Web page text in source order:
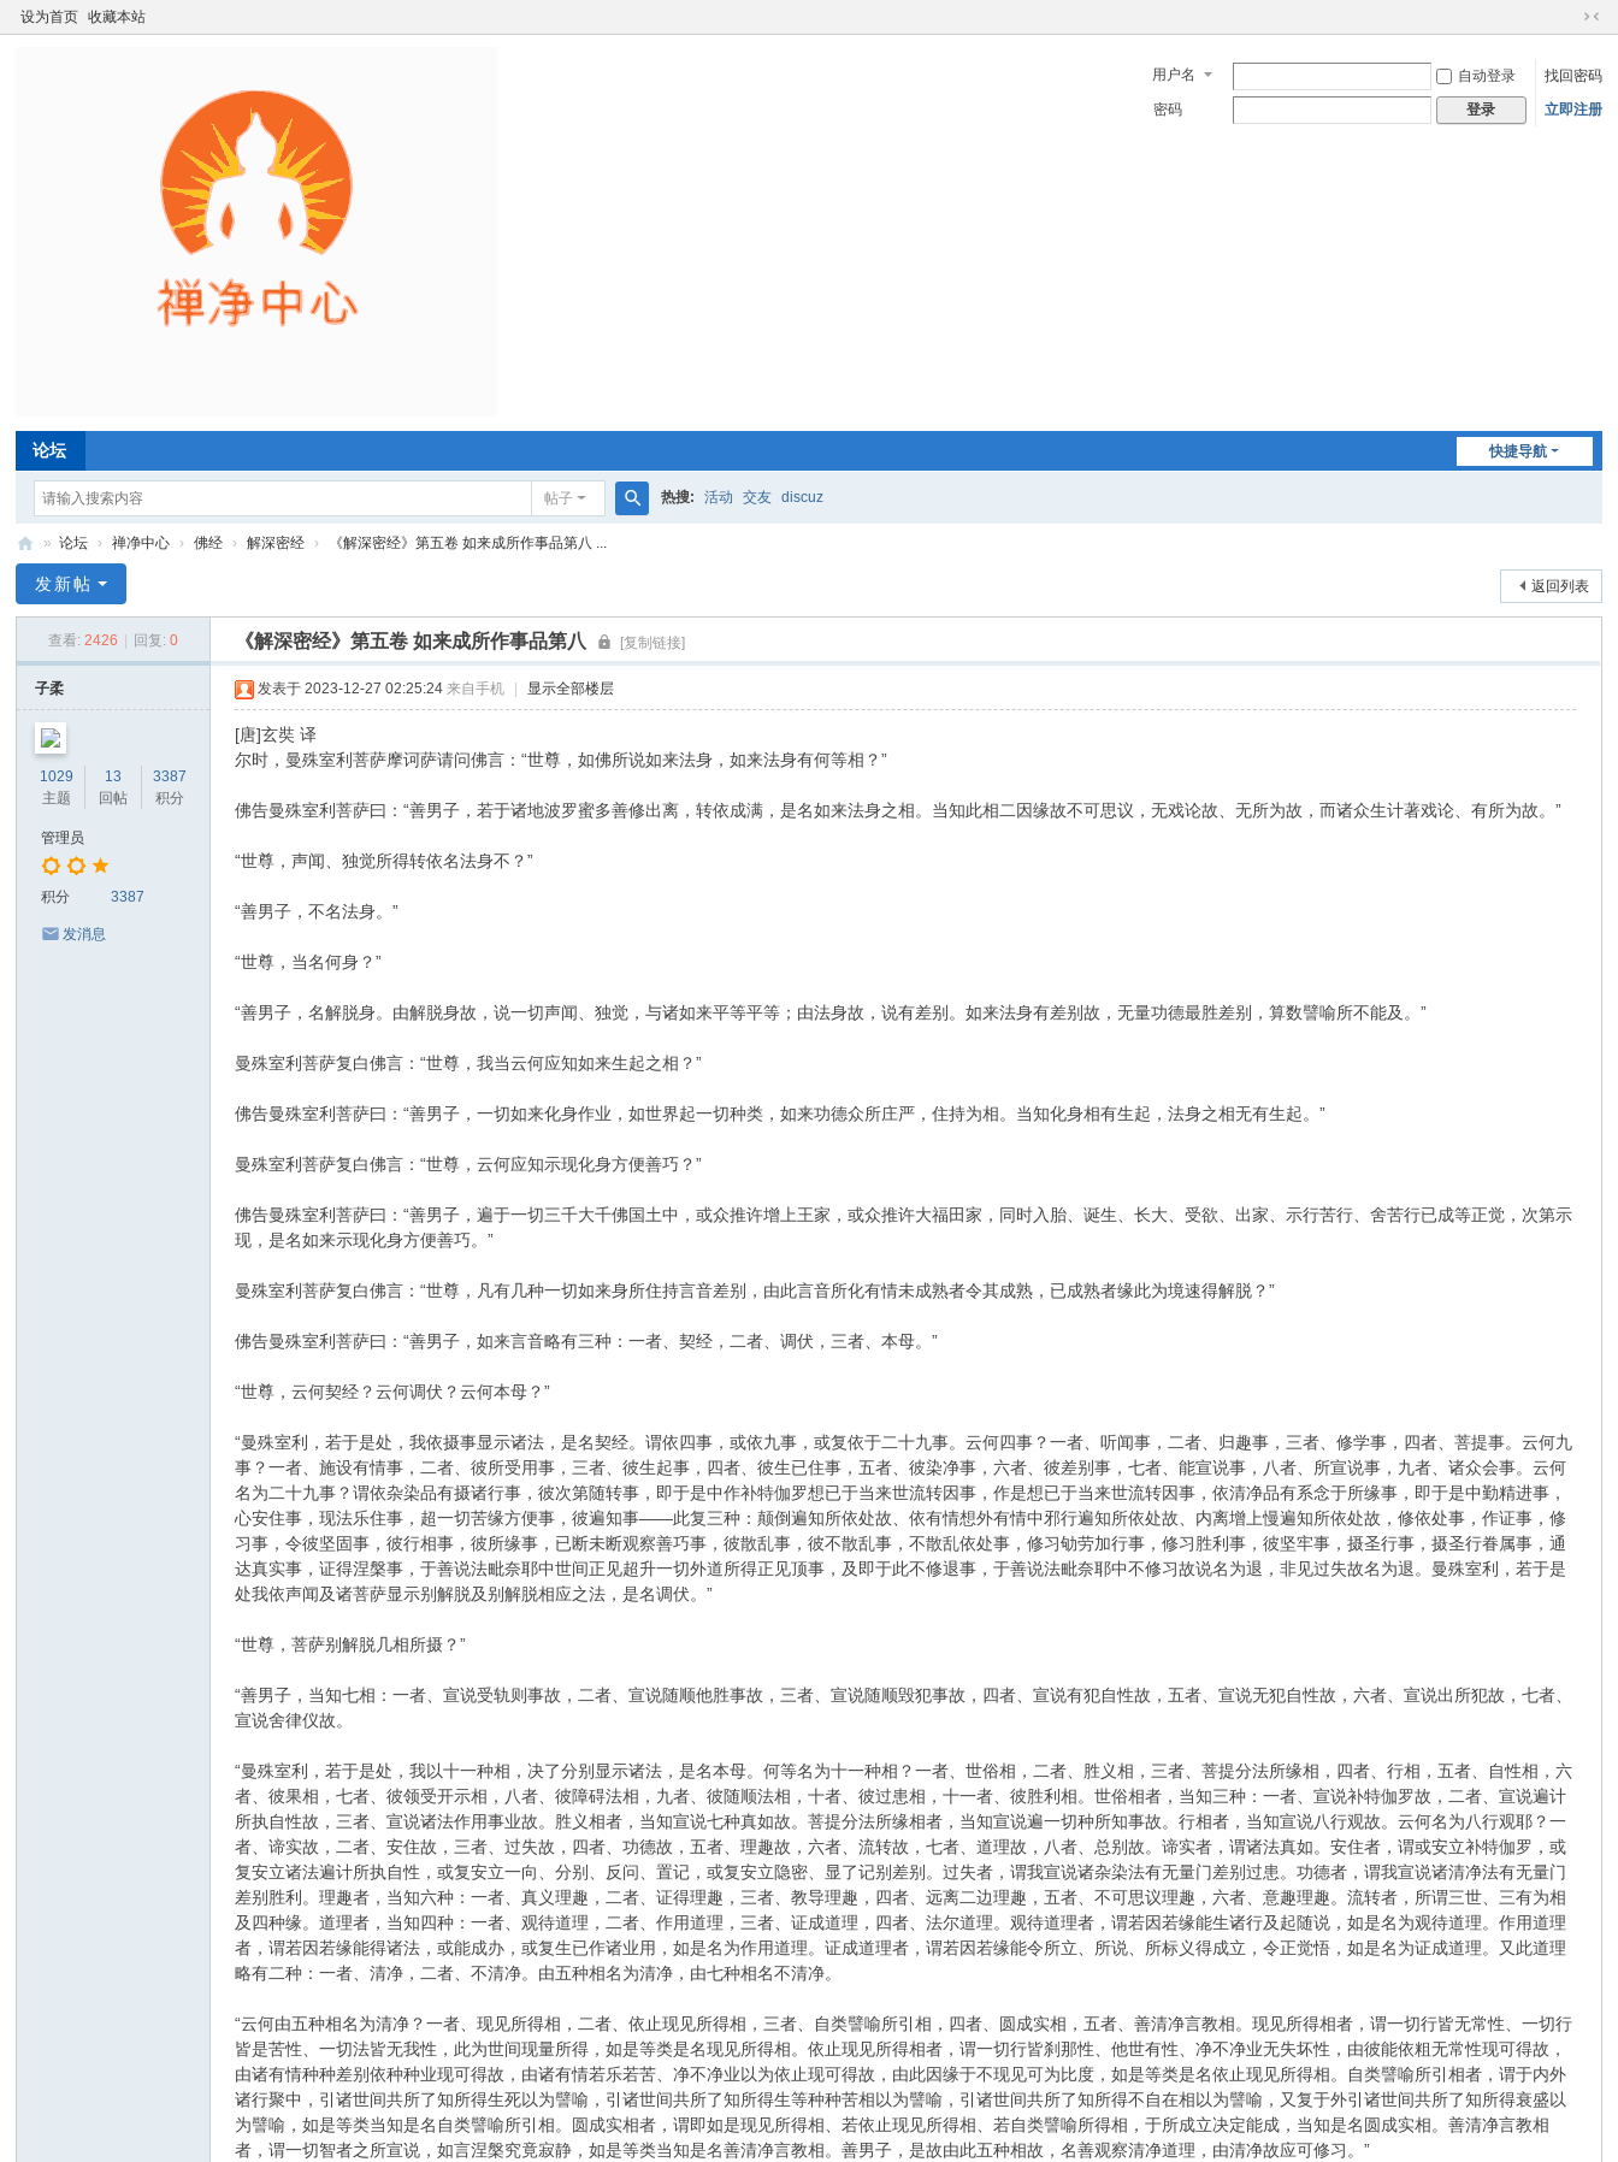
设为首页 收藏本站
切
到
窄
用户名 自动登录
找回密码
密码
登录 立即注册
快捷导航
论坛
帖子 热搜: 活动 交友 discuz
净
心
» 论坛 › 禅净中心 › 佛经 › 解深密经 › 《解深密经》第五卷 如来成所作事品第八 ...
返回列表
发新帖
查看: 2426 回复: 0 《解深密经》第五卷 如来成所作事品第八 [复制链接]
子柔
1029
主题
13
回帖
3387
积分
管理员
积分 3387
发消息
发表于 2023-12-27 02:25:24 来自手机 显示全部楼层
[唐]玄奘 译
尔时，曼殊室利菩萨摩诃萨请问佛言：“世尊，如佛所说如来法身，如来法身有何等相？”
佛告曼殊室利菩萨曰：“善男子，若于诸地波罗蜜多善修出离，转依成满，是名如来法身之相。当知此相二因缘故不可思议，无戏论故、无所为故，而诸众生计著戏论、有所为故。”
“世尊，声闻、独觉所得转依名法身不？”
“善男子，不名法身。”
“世尊，当名何身？”
“善男子，名解脱身。由解脱身故，说一切声闻、独觉，与诸如来平等平等；由法身故，说有差别。如来法身有差别故，无量功德最胜差别，算数譬喻所不能及。”
曼殊室利菩萨复白佛言：“世尊，我当云何应知如来生起之相？”
佛告曼殊室利菩萨曰：“善男子，一切如来化身作业，如世界起一切种类，如来功德众所庄严，住持为相。当知化身相有生起，法身之相无有生起。”
曼殊室利菩萨复白佛言：“世尊，云何应知示现化身方便善巧？”
佛告曼殊室利菩萨曰：“善男子，遍于一切三千大千佛国土中，或众推许增上王家，或众推许大福田家，同时入胎、诞生、长大、受欲、出家、示行苦行、舍苦行已成等正觉，次第示
现，是名如来示现化身方便善巧。”
曼殊室利菩萨复白佛言：“世尊，凡有几种一切如来身所住持言音差别，由此言音所化有情未成熟者令其成熟，已成熟者缘此为境速得解脱？”
佛告曼殊室利菩萨曰：“善男子，如来言音略有三种：一者、契经，二者、调伏，三者、本母。”
“世尊，云何契经？云何调伏？云何本母？”
“曼殊室利，若于是处，我依摄事显示诸法，是名契经。谓依四事，或依九事，或复依于二十九事。云何四事？一者、听闻事，二者、归趣事，三者、修学事，四者、菩提事。云何九
事？一者、施设有情事，二者、彼所受用事，三者、彼生起事，四者、彼生已住事，五者、彼染净事，六者、彼差别事，七者、能宣说事，八者、所宣说事，九者、诸众会事。云何
名为二十九事？谓依杂染品有摄诸行事，彼次第随转事，即于是中作补特伽罗想已于当来世流转因事，作是想已于当来世流转因事，依清净品有系念于所缘事，即于是中勤精进事，
心安住事，现法乐住事，超一切苦缘方便事，彼遍知事——此复三种：颠倒遍知所依处故、依有情想外有情中邪行遍知所依处故、内离增上慢遍知所依处故，修依处事，作证事，修
习事，令彼坚固事，彼行相事，彼所缘事，已断未断观察善巧事，彼散乱事，彼不散乱事，不散乱依处事，修习劬劳加行事，修习胜利事，彼坚牢事，摄圣行事，摄圣行眷属事，通
达真实事，证得涅槃事，于善说法毗奈耶中世间正见超升一切外道所得正见顶事，及即于此不修退事，于善说法毗奈耶中不修习故说名为退，非见过失故名为退。曼殊室利，若于是
处我依声闻及诸菩萨显示别解脱及别解脱相应之法，是名调伏。”
“世尊，菩萨别解脱几相所摄？”
“善男子，当知七相：一者、宣说受轨则事故，二者、宣说随顺他胜事故，三者、宣说随顺毁犯事故，四者、宣说有犯自性故，五者、宣说无犯自性故，六者、宣说出所犯故，七者、
宣说舍律仪故。
“曼殊室利，若于是处，我以十一种相，决了分别显示诸法，是名本母。何等名为十一种相？一者、世俗相，二者、胜义相，三者、菩提分法所缘相，四者、行相，五者、自性相，六
者、彼果相，七者、彼领受开示相，八者、彼障碍法相，九者、彼随顺法相，十者、彼过患相，十一者、彼胜利相。世俗相者，当知三种：一者、宣说补特伽罗故，二者、宣说遍计
所执自性故，三者、宣说诸法作用事业故。胜义相者，当知宣说七种真如故。菩提分法所缘相者，当知宣说遍一切种所知事故。行相者，当知宣说八行观故。云何名为八行观耶？一
者、谛实故，二者、安住故，三者、过失故，四者、功德故，五者、理趣故，六者、流转故，七者、道理故，八者、总别故。谛实者，谓诸法真如。安住者，谓或安立补特伽罗，或
复安立诸法遍计所执自性，或复安立一向、分别、反问、置记，或复安立隐密、显了记别差别。过失者，谓我宣说诸杂染法有无量门差别过患。功德者，谓我宣说诸清净法有无量门
差别胜利。理趣者，当知六种：一者、真义理趣，二者、证得理趣，三者、教导理趣，四者、远离二边理趣，五者、不可思议理趣，六者、意趣理趣。流转者，所谓三世、三有为相
及四种缘。道理者，当知四种：一者、观待道理，二者、作用道理，三者、证成道理，四者、法尔道理。观待道理者，谓若因若缘能生诸行及起随说，如是名为观待道理。作用道理
者，谓若因若缘能得诸法，或能成办，或复生已作诸业用，如是名为作用道理。证成道理者，谓若因若缘能令所立、所说、所标义得成立，令正觉悟，如是名为证成道理。又此道理
略有二种：一者、清净，二者、不清净。由五种相名为清净，由七种相名不清净。
“云何由五种相名为清净？一者、现见所得相，二者、依止现见所得相，三者、自类譬喻所引相，四者、圆成实相，五者、善清净言教相。现见所得相者，谓一切行皆无常性、一切行
皆是苦性、一切法皆无我性，此为世间现量所得，如是等类是名现见所得相。依止现见所得相者，谓一切行皆刹那性、他世有性、净不净业无失坏性，由彼能依粗无常性现可得故，
由诸有情种种差别依种种业现可得故，由诸有情若乐若苦、净不净业以为依止现可得故，由此因缘于不现见可为比度，如是等类是名依止现见所得相。自类譬喻所引相者，谓于内外
诸行聚中，引诸世间共所了知所得生死以为譬喻，引诸世间共所了知所得生等种种苦相以为譬喻，引诸世间共所了知所得不自在相以为譬喻，又复于外引诸世间共所了知所得衰盛以
为譬喻，如是等类当知是名自类譬喻所引相。圆成实相者，谓即如是现见所得相、若依止现见所得相、若自类譬喻所得相，于所成立决定能成，当知是名圆成实相。善清净言教相
者，谓一切智者之所宣说，如言涅槃究竟寂静，如是等类当知是名善清净言教相。善男子，是故由此五种相故，名善观察清净道理，由清净故应可修习。”